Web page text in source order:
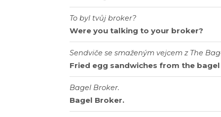
To byl tvůj broker?
Were you talking to your broker?
Sendviče se smaženým vejcem z The
Fried egg sandwiches from the
Bagel Broker.
Bagel Broker.